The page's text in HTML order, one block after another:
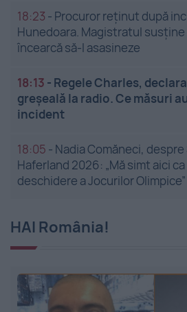
18:23 - Procuror reținut după
Hunedoara. Magistratul susține
încearcă să-l asasineze
18:13 - Regele Charles,
greșeală la radio. Ce măsuri
incident
18:05 - Nadia Comăneci,
Haferland 2026: „Mă simt aici
deschidere a Jocurilor Olimpice”
HAI România!